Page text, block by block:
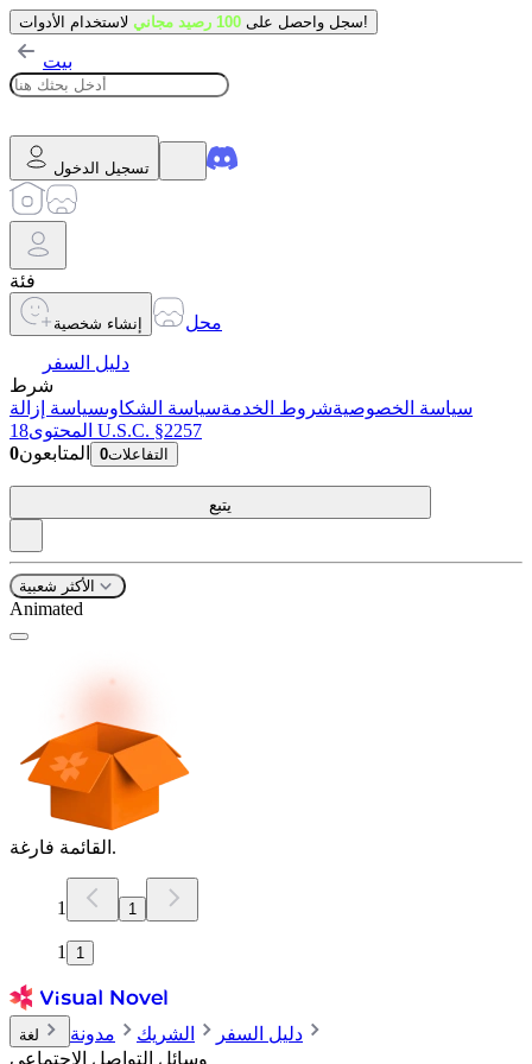
سجل واحصل على 100 رصيد مجاني لاستخدام الأدوات!
بيت
تسجيل الدخول
فئة
إنشاء شخصية
محل
دليل السفر
شرط
سياسة الخصوصيةشروط الخدمةسياسة الشكاوىسياسة إزالة
المحتوى 18 U.S.C. §2257
0المتابعون 0التفاعلات
يتبع
الأكثر شعبية
Animated
القائمة فارغة.
1 1
1 1
لغة دليل السفر الشريك
مدونة
وسائل التواصل الاجتماعي